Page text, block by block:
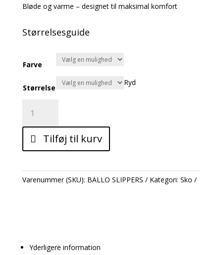
Bløde og varme – designet til maksimal komfort
Størrelsesguide
Farve
Størrelse
Ryd
sål
antal
Tilføj til kurv
Varenummer (SKU): BALLO SLIPPERS Kategori: Sko
Yderligere information